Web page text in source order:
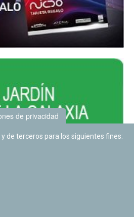
de privacidad
de terceros para los siguientes fines: